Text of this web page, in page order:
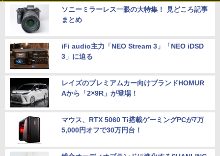
ソニーミラーレス一眼の大特集！ 見どころ記事
まとめ
iFi audio主力「NEO Stream 3」「NEO iDSD
3」に迫る
レイズのプレミアムカー向けブランドHOMUR
Aから「2×9R」が登場！
マウス、RTX 5060 Ti搭載ゲーミングPCが7万
5,000円オフで30万円台！